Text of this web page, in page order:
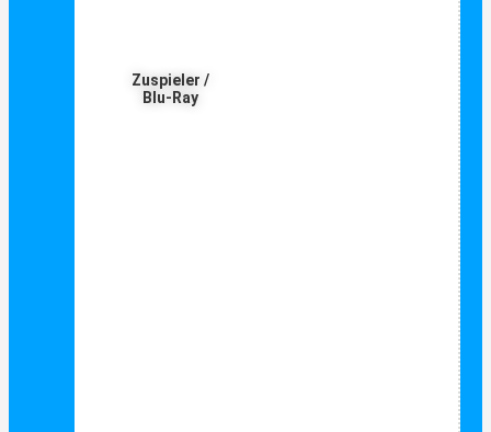
Zuspieler /
Blu-Ray